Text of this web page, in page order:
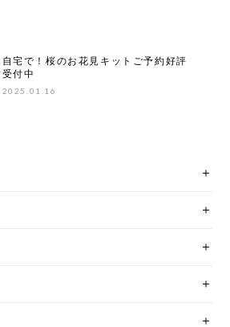
自宅で！桜のお花見キットご予約好評
受付中
2025.01.16